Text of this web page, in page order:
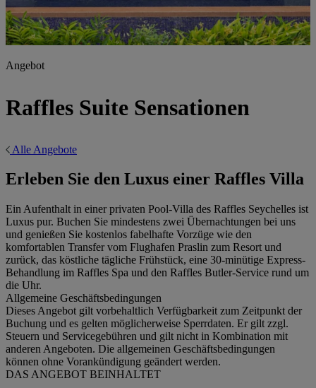
Angebot
Raffles Suite Sensationen
Alle Angebote
Erleben Sie den Luxus einer Raffles Villa
Ein Aufenthalt in einer privaten Pool-Villa des Raffles Seychelles ist
Luxus pur. Buchen Sie mindestens zwei Übernachtungen bei uns
und genießen Sie kostenlos fabelhafte Vorzüge wie den
komfortablen Transfer vom Flughafen Praslin zum Resort und
zurück, das köstliche tägliche Frühstück, eine 30-minütige Express-
Behandlung im Raffles Spa und den Raffles Butler-Service rund um
die Uhr.
Allgemeine Geschäftsbedingungen
Dieses Angebot gilt vorbehaltlich Verfügbarkeit zum Zeitpunkt der
Buchung und es gelten möglicherweise Sperrdaten. Er gilt zzgl.
Steuern und Servicegebühren und gilt nicht in Kombination mit
anderen Angeboten. Die allgemeinen Geschäftsbedingungen
können ohne Vorankündigung geändert werden.
DAS ANGEBOT BEINHALTET